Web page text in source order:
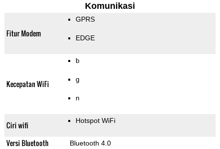
Komunikasi
Fitur Modem
GPRS
EDGE
Kecepatan WiFi
b
g
n
Ciri wifi Hotspot WiFi
Versi Bluetooth Bluetooth 4.0